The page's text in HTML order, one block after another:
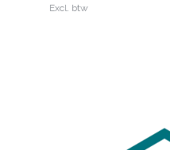
Excl. btw